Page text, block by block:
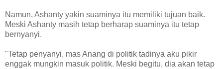
Namun, Ashanty yakin suaminya itu memiliki tujuan baik.
Meski Ashanty masih tetap berharap suaminya itu tetap
bernyanyi.
"Tetap penyanyi, mas Anang di politik tadinya aku pikir
enggak mungkin masuk politik. Meski begitu, dia akan tetap